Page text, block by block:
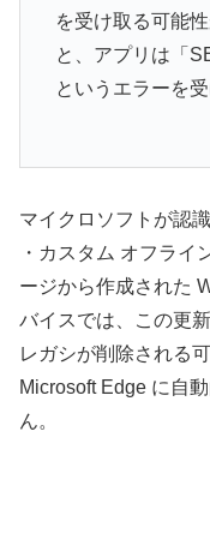
を受け取る可能
と、アプリは「
というエラーを受
マイクロソフトが認
・カスタム オフライ
ージから作成された
バイスでは、この更
レガシが削除される
Microsoft Edge に自
ん。